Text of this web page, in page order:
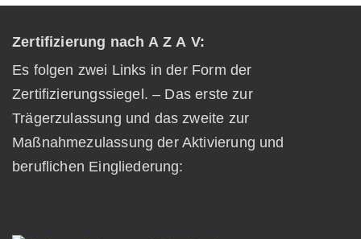
Zertifizierung nach A Z A V:
Es folgen zwei Links in der Form der
Zertifizierungssiegel. – Das erste zur
Trägerzulassung und das zweite zur
Maßnahmezulassung der Aktivierung und
beruflichen Eingliederung: